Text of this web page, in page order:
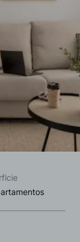
eventos y